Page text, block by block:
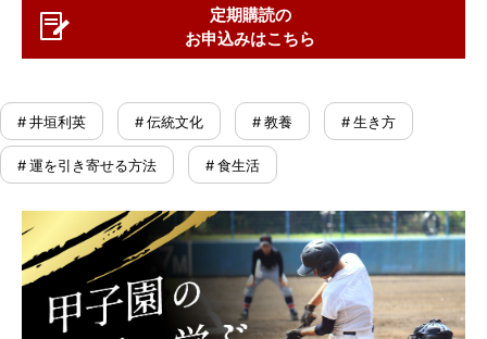
定期購読の
お申込みはこちら
# 井垣利英 # 伝統文化 # 教養 # 生き方
# 運を引き寄せる方法 # 食生活